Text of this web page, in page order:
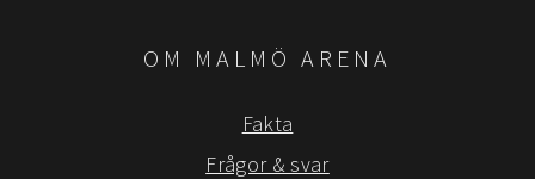
OM MALMÖ ARENA
Fakta
Frågor & svar